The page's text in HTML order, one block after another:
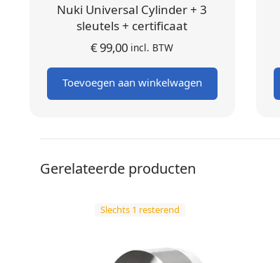
Nuki Universal Cylinder + 3
sleutels + certificaat
€99,00 incl. BTW
Toevoegen aan winkelwagen
Gerelateerde producten
Slechts 1 resterend